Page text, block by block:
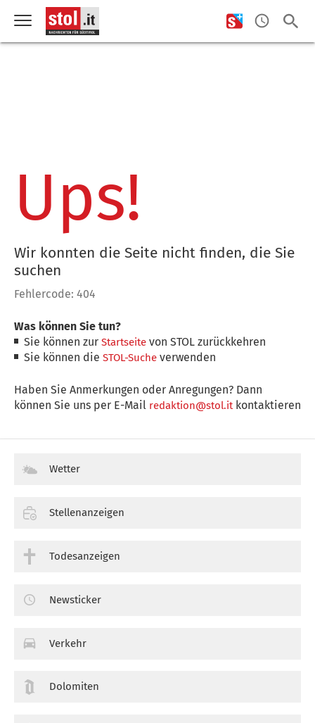
Ups!
Wir konnten die Seite nicht finden, die Sie
suchen
Fehlercode: 404
Was können Sie tun?
Sie können zurStartseite von STOL zurückkehren
Sie können dieSTOL-Suche verwenden
Haben Sie Anmerkungen oder Anregungen? Dann
können Sie uns per E-Mail redaktion@stol.itkontaktieren
Wetter
Stellenanzeigen
Todesanzeigen
Newsticker
Verkehr
Dolomiten